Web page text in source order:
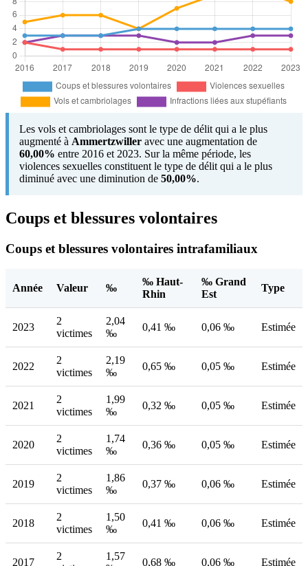
Les vols et cambriolages sont le type de délit qui a le plus
augmenté à Ammertzwiller avec une augmentation de
60,00% entre 2016 et 2023. Sur la même période, les
violences sexuelles constituent le type de délit qui a le plus
diminué avec une diminution de 50,00%.
Coups et blessures volontaires
Coups et blessures volontaires intrafamiliaux
Année Valeur ‰
‰ Haut-
Rhin
‰ Grand
Est
Type
2023
2
victimes
2,04
‰
0,41 ‰ 0,06 ‰ Estimée
2022
2
victimes
2,19
‰
0,65 ‰ 0,05 ‰ Estimée
2021
2
victimes
1,99
‰
0,32 ‰ 0,05 ‰ Estimée
2020
2
victimes
1,74
‰
0,36 ‰ 0,05 ‰ Estimée
2019
2
victimes
1,86
‰
0,37 ‰ 0,06 ‰ Estimée
2018
2
victimes
1,50
‰
0,41 ‰ 0,06 ‰ Estimée
2017
2
1,57
0,68 ‰ 0,06 ‰ Estimée